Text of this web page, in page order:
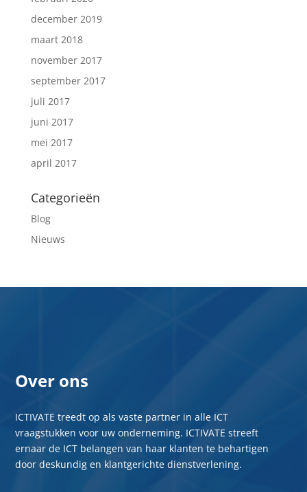
december 2019
maart 2018
november 2017
september 2017
juli 2017
juni 2017
mei 2017
april 2017
Categorieën
Blog
Nieuws
Over ons
ICTIVATE treedt op als vaste partner in alle ICT
vraagstukken voor uw onderneming. ICTIVATE streeft
ernaar de ICT belangen van haar klanten te behartigen
door deskundig en klantgerichte dienstverlening.